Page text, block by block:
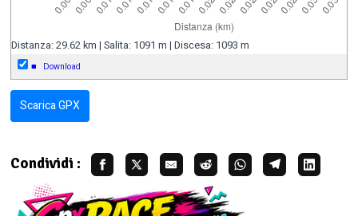
Distanza: 29.62 km | Salita: 1091 m | Discesa: 1093 m
■ Download
Scarica GPX
Condividi :